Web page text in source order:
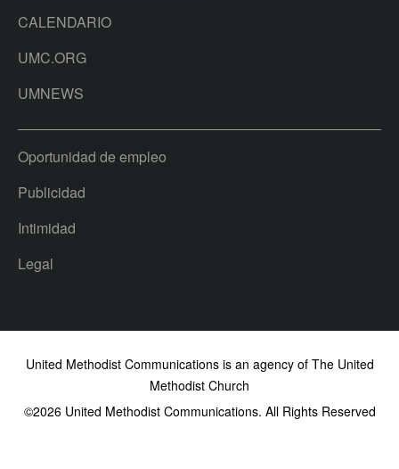
CALENDARIO
UMC.ORG
UMNEWS
Oportunidad de empleo
Publicidad
Intimidad
Legal
United Methodist Communications is an agency of The United
Methodist Church
©2026United Methodist Communications. All Rights Reserved